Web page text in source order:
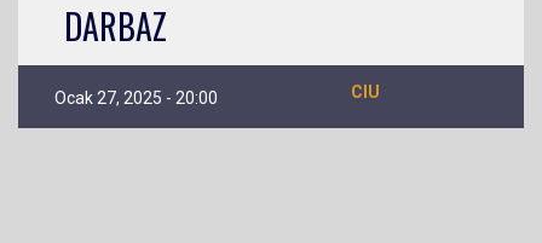
DARBAZ
Ocak 27, 2025 - 20:00 CIU